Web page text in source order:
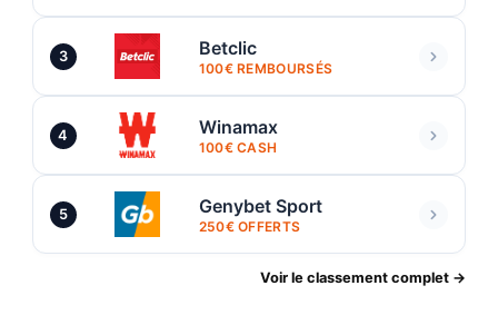
3 Betclic
100€ REMBOURSÉS
4 Winamax
100€ CASH
5 Genybet Sport
250€ OFFERTS
Voir le classement complet →